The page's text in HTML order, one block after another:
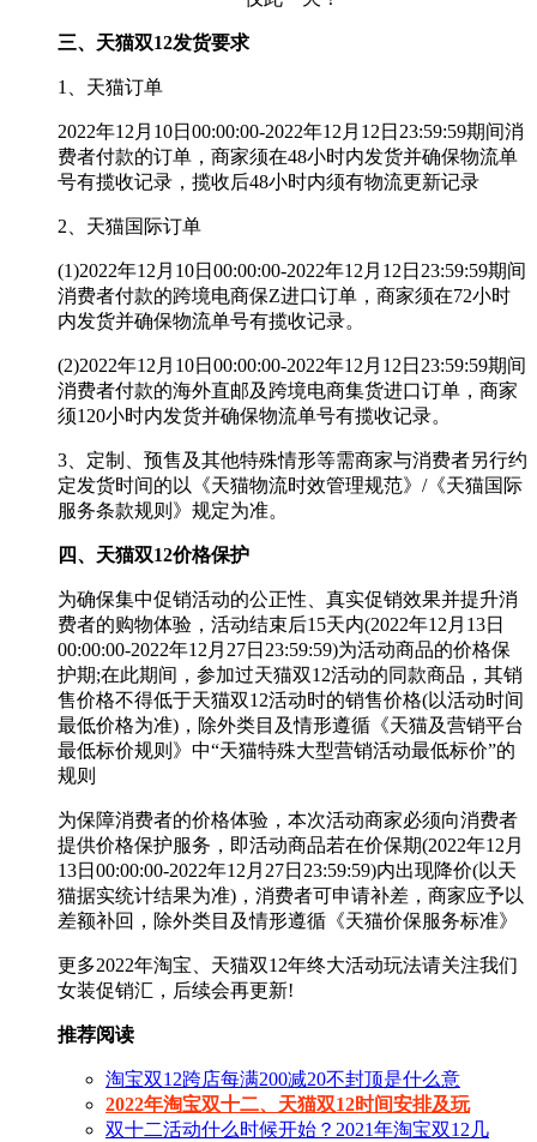
三、天猫双12发货要求
1、天猫订单
2022年12月10日00:00:00-2022年12月12日23:59:59期间消
费者付款的订单，商家须在48小时内发货并确保物流单
号有揽收记录，揽收后48小时内须有物流更新记录
2、天猫国际订单
(1)2022年12月10日00:00:00-2022年12月12日23:59:59期间
消费者付款的跨境电商保Z进口订单，商家须在72小时
内发货并确保物流单号有揽收记录。
(2)2022年12月10日00:00:00-2022年12月12日23:59:59期间
消费者付款的海外直邮及跨境电商集货进口订单，商家
须120小时内发货并确保物流单号有揽收记录。
3、定制、预售及其他特殊情形等需商家与消费者另行约
定发货时间的以《天猫物流时效管理规范》/《天猫国际
服务条款规则》规定为准。
四、天猫双12价格保护
为确保集中促销活动的公正性、真实促销效果并提升消
费者的购物体验，活动结束后15天内(2022年12月13日
00:00:00-2022年12月27日23:59:59)为活动商品的价格保
护期;在此期间，参加过天猫双12活动的同款商品，其销
售价格不得低于天猫双12活动时的销售价格(以活动时间
最低价格为准)，除外类目及情形遵循《天猫及营销平台
最低标价规则》中“天猫特殊大型营销活动最低标价”的
规则
为保障消费者的价格体验，本次活动商家必须向消费者
提供价格保护服务，即活动商品若在价保期(2022年12月
13日00:00:00-2022年12月27日23:59:59)内出现降价(以天
猫据实统计结果为准)，消费者可申请补差，商家应予以
差额补回，除外类目及情形遵循《天猫价保服务标准》
更多2022年淘宝、天猫双12年终大活动玩法请关注我们
女装促销汇，后续会再更新!
推荐阅读
淘宝双12跨店每满200减20不封顶是什么意
2022年淘宝双十二、天猫双12时间安排及玩
双十二活动什么时候开始？2021年淘宝双12几